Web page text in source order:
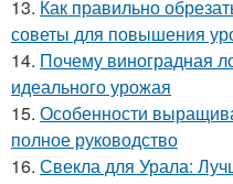
13. Как правильно
советы для повышения
14. Почему виноградная
идеального урожая
15. Особенности
полное руководство
16. Свекла для Урала: